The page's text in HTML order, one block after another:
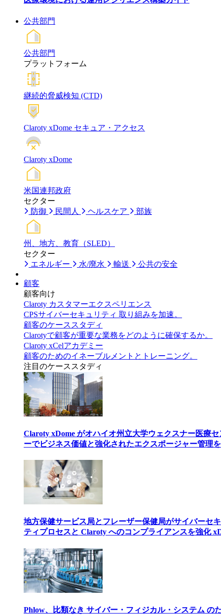
公共部門
公共部門
プラットフォーム
継続的脅威検知 (CTD)
Claroty xDome セキュア・アクセス
Claroty xDome
米国連邦政府
セクター
防御
民間人 ヘルスケア 部族
州、地方、教育（SLED）
セクター
エネルギー
水/廃水 輸送 公共の安全
顧客
顧客向け
Claroty カスタマーエクスペリエンス
CPSサイバーセキュリティ 取り組みを加速。
顧客のケーススタディ
Clarotyで顧客が重要な業務をどのように確保するか。
Claroty xCelアカデミー
顧客のためのイネーブルメントとトレーニング。
注目のケーススタディ
Claroty xDome がオハイオ州立大学ウェクスナー医療セ
ーでビジネス価値と強化されたエクスポージャー管理
地方保健サービス局とフレーザー保健局がサイバーセ
ティプロセスと Claroty へのコンプライアンスを強化
Phlow、比類なき サイバー・フィジカル・システム の